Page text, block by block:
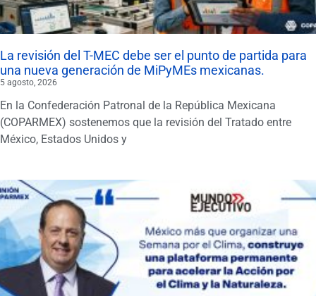
La revisión del T-MEC debe ser el punto de partida para
una nueva generación de MiPyMEs mexicanas.
5 agosto, 2026
En la Confederación Patronal de la República Mexicana
(COPARMEX) sostenemos que la revisión del Tratado entre
México, Estados Unidos y